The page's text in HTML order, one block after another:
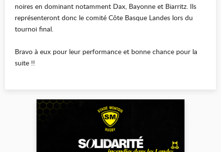
noires en dominant notamment Dax, Bayonne et Biarritz. Ils
représenteront donc le comité Côte Basque Landes lors du
tournoi final.
Bravo à eux pour leur performance et bonne chance pour la
suite !!